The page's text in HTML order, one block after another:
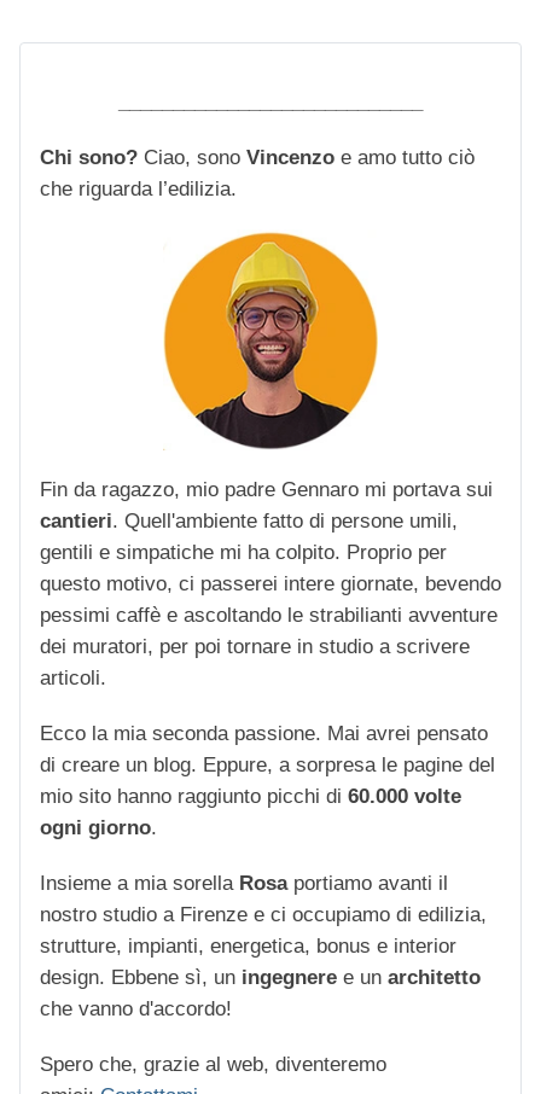
Chi sono? Ciao, sono Vincenzo e amo tutto ciò
che riguarda l’edilizia.
Fin da ragazzo, mio padre Gennaro mi portava sui
cantieri. Quell'ambiente fatto di persone umili,
gentili e simpatiche mi ha colpito. Proprio per
questo motivo, ci passerei intere giornate, bevendo
pessimi caffè e ascoltando le strabilianti avventure
dei muratori, per poi tornare in studio a scrivere
articoli.
Ecco la mia seconda passione. Mai avrei pensato
di creare un blog. Eppure, a sorpresa le pagine del
mio sito hanno raggiunto picchi di 60.000 volte
ogni giorno.
Insieme a mia sorella Rosaportiamo avanti il
nostro studio a Firenze e ci occupiamo di edilizia,
strutture, impianti, energetica, bonus e interior
design. Ebbene sì, un ingegnere e un architetto
che vanno d'accordo!
Spero che, grazie al web, diventeremo